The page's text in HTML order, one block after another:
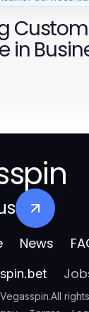
in
News
Vegasspin.All